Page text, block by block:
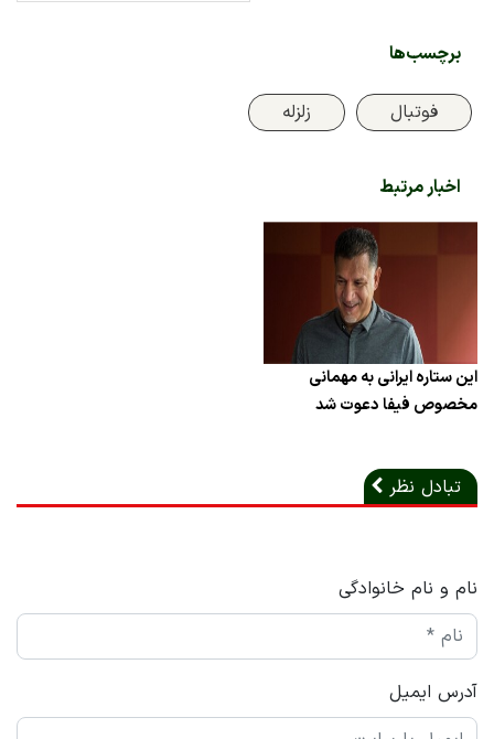
برچسب‌ها
فوتبال زلزله
اخبار مرتبط
این ستاره ایرانی به مهمانی
مخصوص فیفا دعوت شد
تبادل نظر
نام و نام خانوادگی
آدرس ایمیل